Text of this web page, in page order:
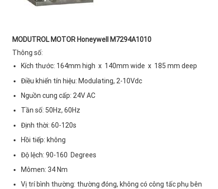
MODUTROL MOTOR Honeywell M7294A1010
Thông số:
Kích thước: 164mm high x 140mm wide x 185 mm deep
Điều khiển tín hiệu: Modulating, 2-10Vdc
Nguồn cung cấp: 24V AC
Tần số: 50Hz, 60Hz
Định thời: 60-120s
Hồi tiếp: không
Độ lệch: 90-160 Degrees
Mômen: 34 Nm
Vị trí bình thường: thường đóng, không có công tấc phụ bên